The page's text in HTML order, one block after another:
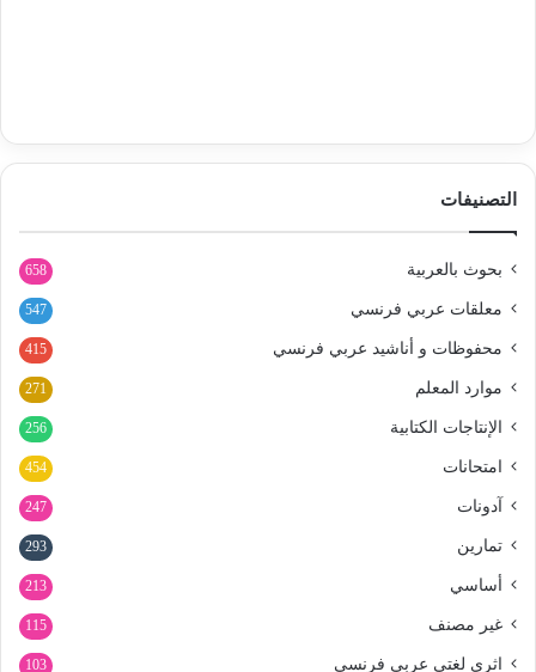
التصنيفات
بحوث بالعربية 658
معلقات عربي فرنسي 547
محفوظات و أناشيد عربي فرنسي 415
موارد المعلم 271
الإنتاجات الكتابية 256
امتحانات 454
آدونات 247
تمارين 293
أساسي 213
غير مصنف 115
اثري لغتي عربي فرنسي 103